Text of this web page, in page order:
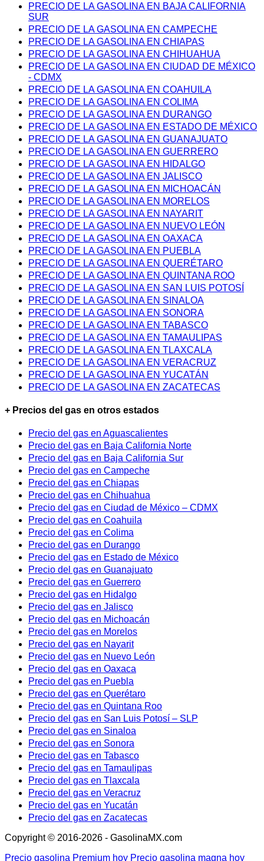
PRECIO DE LA GASOLINA EN BAJA CALIFORNIA
SUR
PRECIO DE LA GASOLINA EN CAMPECHE
PRECIO DE LA GASOLINA EN CHIAPAS
PRECIO DE LA GASOLINA EN CHIHUAHUA
PRECIO DE LA GASOLINA EN CIUDAD DE MÉXICO
- CDMX
PRECIO DE LA GASOLINA EN COAHUILA
PRECIO DE LA GASOLINA EN COLIMA
PRECIO DE LA GASOLINA EN DURANGO
PRECIO DE LA GASOLINA EN ESTADO DE MÉXICO
PRECIO DE LA GASOLINA EN GUANAJUATO
PRECIO DE LA GASOLINA EN GUERRERO
PRECIO DE LA GASOLINA EN HIDALGO
PRECIO DE LA GASOLINA EN JALISCO
PRECIO DE LA GASOLINA EN MICHOACÁN
PRECIO DE LA GASOLINA EN MORELOS
PRECIO DE LA GASOLINA EN NAYARIT
PRECIO DE LA GASOLINA EN NUEVO LEÓN
PRECIO DE LA GASOLINA EN OAXACA
PRECIO DE LA GASOLINA EN PUEBLA
PRECIO DE LA GASOLINA EN QUERÉTARO
PRECIO DE LA GASOLINA EN QUINTANA ROO
PRECIO DE LA GASOLINA EN SAN LUIS POTOSÍ
PRECIO DE LA GASOLINA EN SINALOA
PRECIO DE LA GASOLINA EN SONORA
PRECIO DE LA GASOLINA EN TABASCO
PRECIO DE LA GASOLINA EN TAMAULIPAS
PRECIO DE LA GASOLINA EN TLAXCALA
PRECIO DE LA GASOLINA EN VERACRUZ
PRECIO DE LA GASOLINA EN YUCATÁN
PRECIO DE LA GASOLINA EN ZACATECAS
+ Precios del gas en otros estados
Precio del gas en Aguascalientes
Precio del gas en Baja California Norte
Precio del gas en Baja California Sur
Precio del gas en Campeche
Precio del gas en Chiapas
Precio del gas en Chihuahua
Precio del gas en Ciudad de México – CDMX
Precio del gas en Coahuila
Precio del gas en Colima
Precio del gas en Durango
Precio del gas en Estado de México
Precio del gas en Guanajuato
Precio del gas en Guerrero
Precio del gas en Hidalgo
Precio del gas en Jalisco
Precio del gas en Michoacán
Precio del gas en Morelos
Precio del gas en Nayarit
Precio del gas en Nuevo León
Precio del gas en Oaxaca
Precio del gas en Puebla
Precio del gas en Querétaro
Precio del gas en Quintana Roo
Precio del gas en San Luis Potosí – SLP
Precio del gas en Sinaloa
Precio del gas en Sonora
Precio del gas en Tabasco
Precio del gas en Tamaulipas
Precio del gas en Tlaxcala
Precio del gas en Veracruz
Precio del gas en Yucatán
Precio del gas en Zacatecas
Copyright © 2016-2026 - GasolinaMX.com
Precio gasolina Premium hoy Precio gasolina magna hoy